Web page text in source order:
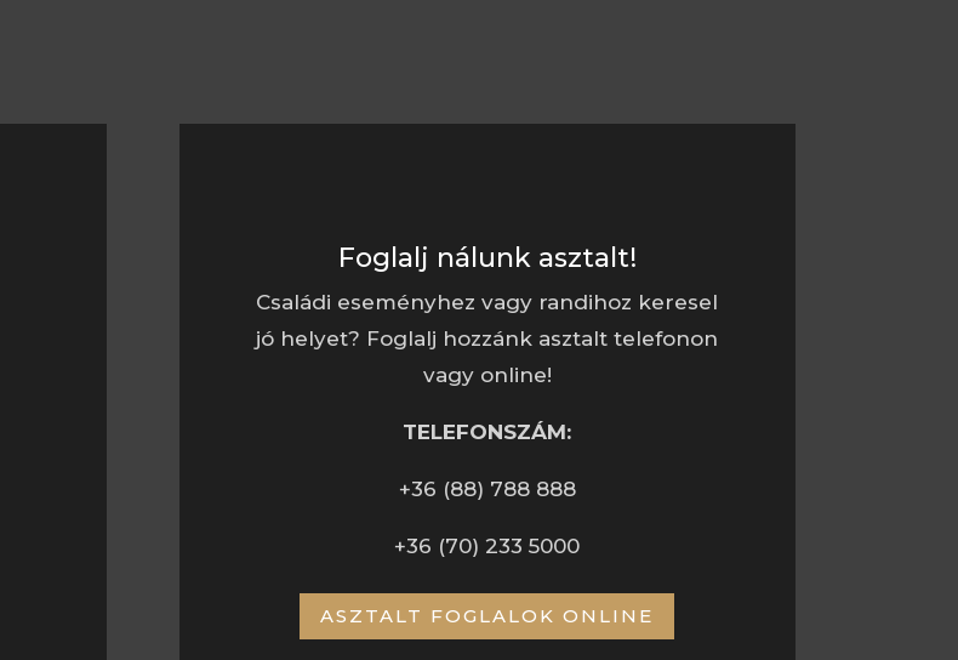
Foglalj nálunk asztalt!
Családi eseményhez vagy randihoz keresel
jó helyet? Foglalj hozzánk asztalt telefonon
vagy online!
TELEFONSZÁM:
+36 (88) 788 888
+36 (70) 233 5000
ASZTALT FOGLALOK ONLINE